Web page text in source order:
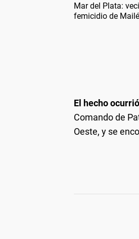
Mar del Plata:
femicidio de
El hecho
Comando de
Oeste, y se